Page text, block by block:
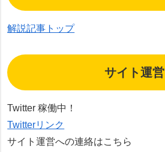
解説記事トップ
サイト運営
Twitter 稼働中！
Twitterリンク
サイト運営への連絡はこちら